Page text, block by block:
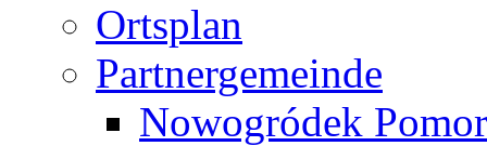
Ortsplan
Partnergemeinde
Nowogródek